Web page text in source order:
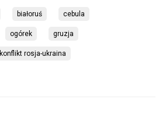
białoruś cebula
ogórek gruzja
konflikt rosja-ukraina